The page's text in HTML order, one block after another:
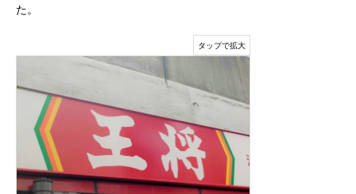
た。